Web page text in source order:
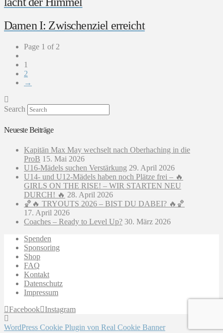
Damen I: Zwischenziel erreicht
Page 1 of 2
1
2
→
Search
Neueste Beiträge
Kapitän Max May wechselt nach Oberhaching in die
ProB 15. Mai 2026
U16-Mädels suchen Verstärkung 29. April 2026
U14- und U12-Mädels haben noch Plätze frei – 🔥
GIRLS ON THE RISE! – WIR STARTEN NEU
DURCH! 🔥 28. April 2026
🏀🔥 TRYOUTS 2026 – BIST DU DABEI? 🔥🏀
17. April 2026
Coaches – Ready to Level Up? 30. März 2026
Spenden
Sponsoring
Shop
FAQ
Kontakt
Datenschutz
Impressum
Facebook Instagram
WordPress Cookie Plugin von Real Cookie Banner